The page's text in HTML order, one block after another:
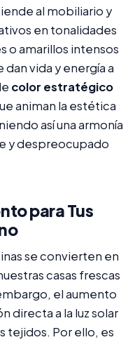
al mobiliario y
en tonalidades
o amarillos intensos
vida y energía a
color estratégico
animan la estética
así una armonía
y despreocupado
para Tus
se convierten en
casas frescas
el aumento
directa a la luz solar
tejidos. Por ello, es